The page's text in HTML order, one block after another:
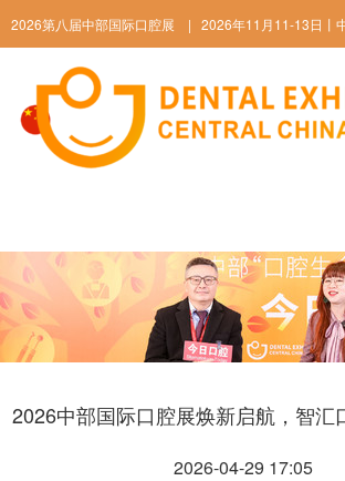
2026第八届中部国际口腔展 | 2026年11月11-13日丨
2026中部国际口腔展焕新启航，智汇
2026-04-29 17:05